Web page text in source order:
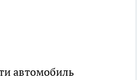
автомобиль